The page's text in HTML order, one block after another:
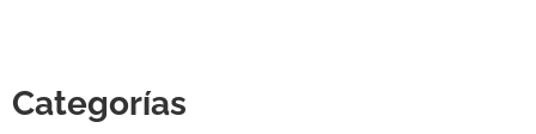
Categorías